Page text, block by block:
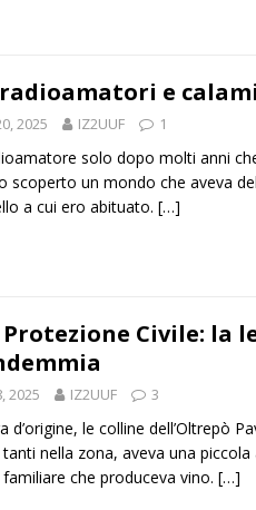
radioamatori e
2025 IZ2UUF 1
solo dopo molti anni
scoperto un mondo che aveva
a cui ero abituato. […]
Civile: la
2025 IZ2UUF 3
d’origine, le colline dell’Oltrepò
nella zona, aveva una piccola
che produceva vino. […]